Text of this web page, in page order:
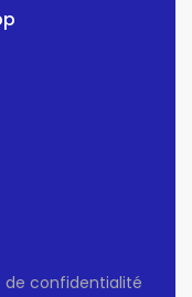
de confidentialité